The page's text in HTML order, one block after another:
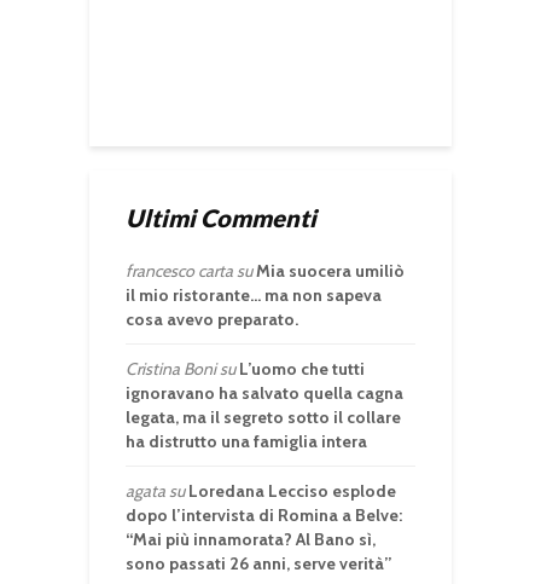
Ultimi Commenti
francesco cartasuMia suocera umiliò
il mio ristorante… ma non sapeva
cosa avevo preparato.
Cristina BonisuL’uomo che tutti
ignoravano ha salvato quella cagna
legata, ma il segreto sotto il collare
ha distrutto una famiglia intera
agatasuLoredana Lecciso esplode
dopo l’intervista di Romina a Belve:
“Mai più innamorata? Al Bano sì,
sono passati 26 anni, serve verità”